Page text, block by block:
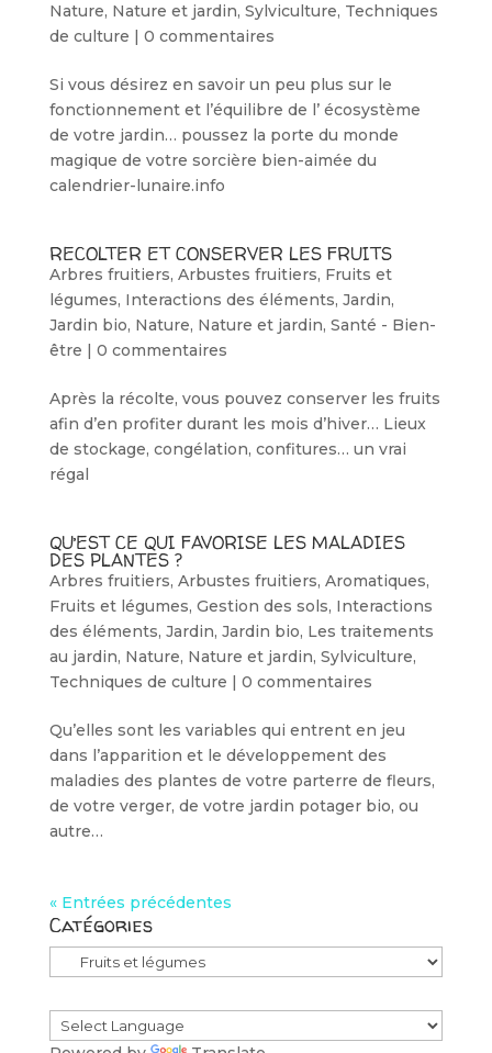
Nature, Nature et jardin, Sylviculture, Techniques
de culture | 0 commentaires
Si vous désirez en savoir un peu plus sur le
fonctionnement et l’équilibre de l’ écosystème
de votre jardin… poussez la porte du monde
magique de votre sorcière bien-aimée du
calendrier-lunaire.info
RECOLTER ET CONSERVER LES FRUITS
Arbres fruitiers, Arbustes fruitiers, Fruits et
légumes, Interactions des éléments, Jardin,
Jardin bio, Nature, Nature et jardin, Santé - Bien-
être | 0 commentaires
Après la récolte, vous pouvez conserver les fruits
afin d’en profiter durant les mois d’hiver… Lieux
de stockage, congélation, confitures… un vrai
régal
QU’EST CE QUI FAVORISE LES MALADIES
DES PLANTES ?
Arbres fruitiers, Arbustes fruitiers, Aromatiques,
Fruits et légumes, Gestion des sols, Interactions
des éléments, Jardin, Jardin bio, Les traitements
au jardin, Nature, Nature et jardin, Sylviculture,
Techniques de culture | 0 commentaires
Qu’elles sont les variables qui entrent en jeu
dans l’apparition et le développement des
maladies des plantes de votre parterre de fleurs,
de votre verger, de votre jardin potager bio, ou
autre…
« Entrées précédentes
Catégories
Catégories